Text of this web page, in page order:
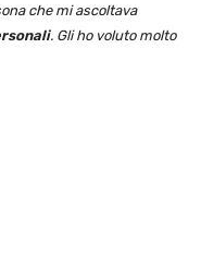
che mi ascoltava
. Gli ho voluto molto